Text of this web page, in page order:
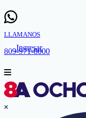
LLAMANOS
809-971-8000
Ingresar